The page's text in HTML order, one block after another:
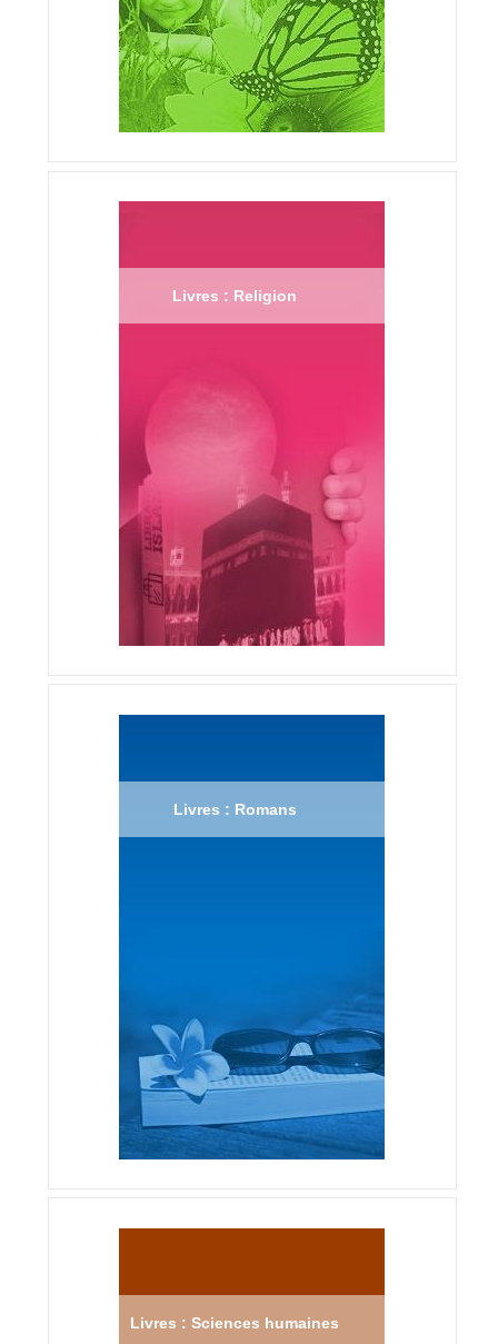
Livres : Religion
Livres : Romans
Livres : Sciences humaines